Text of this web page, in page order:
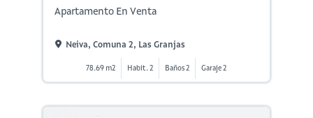
Apartamento En Venta
Neiva, Comuna 2, Las Granjas
78.69 m2 Habit. 2 Baños 2 Garaje 2